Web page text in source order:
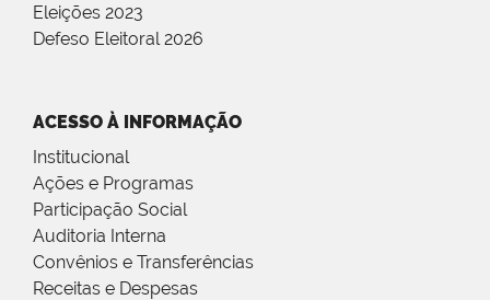
Eleições 2023
Defeso Eleitoral 2026
ACESSO À INFORMAÇÃO
Institucional
Ações e Programas
Participação Social
Auditoria Interna
Convênios e Transferências
Receitas e Despesas